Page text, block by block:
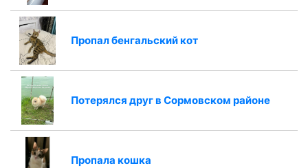
Пропал бенгальский кот
Потерялся друг в Сормовском районе
Пропала кошка